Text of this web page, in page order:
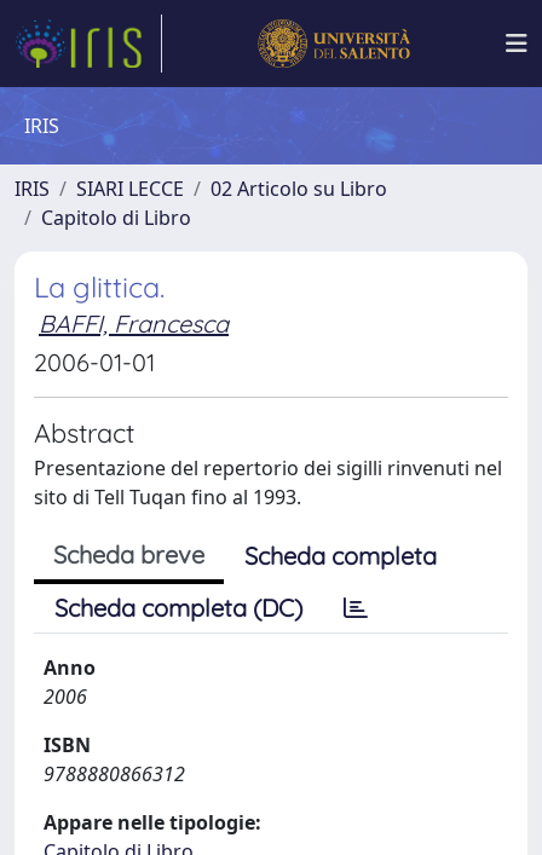
IRIS
IRIS SIARI LECCE
02 Articolo su Libro
Capitolo di Libro
La glittica.
BAFFI, Francesca
2006-01-01
Abstract
Presentazione del repertorio dei sigilli rinvenuti nel
sito di Tell Tuqan fino al 1993.
Scheda breve
Scheda completa
Scheda completa (DC)
Anno
2006
ISBN
9788880866312
Appare nelle tipologie: